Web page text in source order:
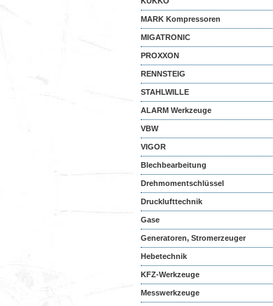
MARK Kompressoren
MIGATRONIC
PROXXON
RENNSTEIG
STAHLWILLE
ALARM Werkzeuge
VBW
VIGOR
Blechbearbeitung
Drehmomentschlüssel
Drucklufttechnik
Gase
Generatoren, Stromerzeuger
Hebetechnik
KFZ-Werkzeuge
Messwerkzeuge